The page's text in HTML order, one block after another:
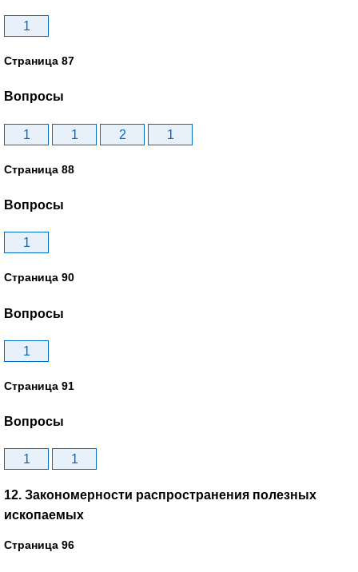
1
Страница 87
Вопросы
1 1 2 1
Страница 88
Вопросы
1
Страница 90
Вопросы
1
Страница 91
Вопросы
1 1
12. Закономерности распространения полезных
ископаемых
Страница 96